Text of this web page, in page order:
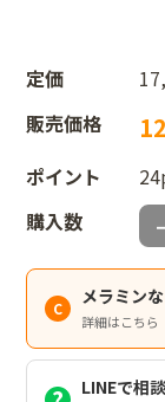
定価
販売価格
ポイント
購入数
メラミン
詳細はこちら
LINEで相談